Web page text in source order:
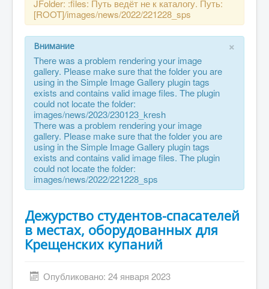
Противодействие терроризму и экстремизму
Инклюзивное образование
Blog
About
Author Login
JFolder: :files: Путь ведёт не к каталогу. Путь:
[ROOT]/images/news/2022/221228_sps
×
Внимание
There was a problem rendering your image
gallery. Please make sure that the folder you are
using in the Simple Image Gallery plugin tags
exists and contains valid image files. The plugin
could not locate the folder:
images/news/2023/230123_kresh
There was a problem rendering your image
gallery. Please make sure that the folder you are
using in the Simple Image Gallery plugin tags
exists and contains valid image files. The plugin
could not locate the folder:
images/news/2022/221228_sps
Дежурство студентов-спасателей
в местах, оборудованных для
Крещенских купаний
Опубликовано: 24 января 2023